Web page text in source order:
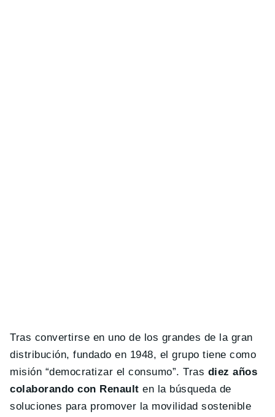
Tras convertirse en uno de los grandes de la gran
distribución, fundado en 1948, el grupo tiene como
misión “democratizar el consumo”. Tras diez años
colaborando con Renault en la búsqueda de
soluciones para promover la movilidad sostenible